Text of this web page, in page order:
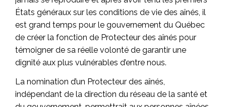
États généraux sur les conditions de vie des aînés, il
est grand temps pour le gouvernement du Québec
de créer la fonction de Protecteur des aînés pour
témoigner de sa réelle volonté de garantir une
dignité aux plus vulnérables d’entre nous.
La nomination d’un Protecteur des aînés,
indépendant de la direction du réseau de la santé et